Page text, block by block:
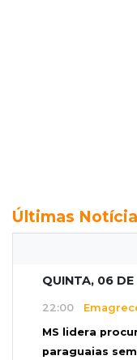
Últimas
QUINTA, 06
22:00
MS lidera
paraguaias